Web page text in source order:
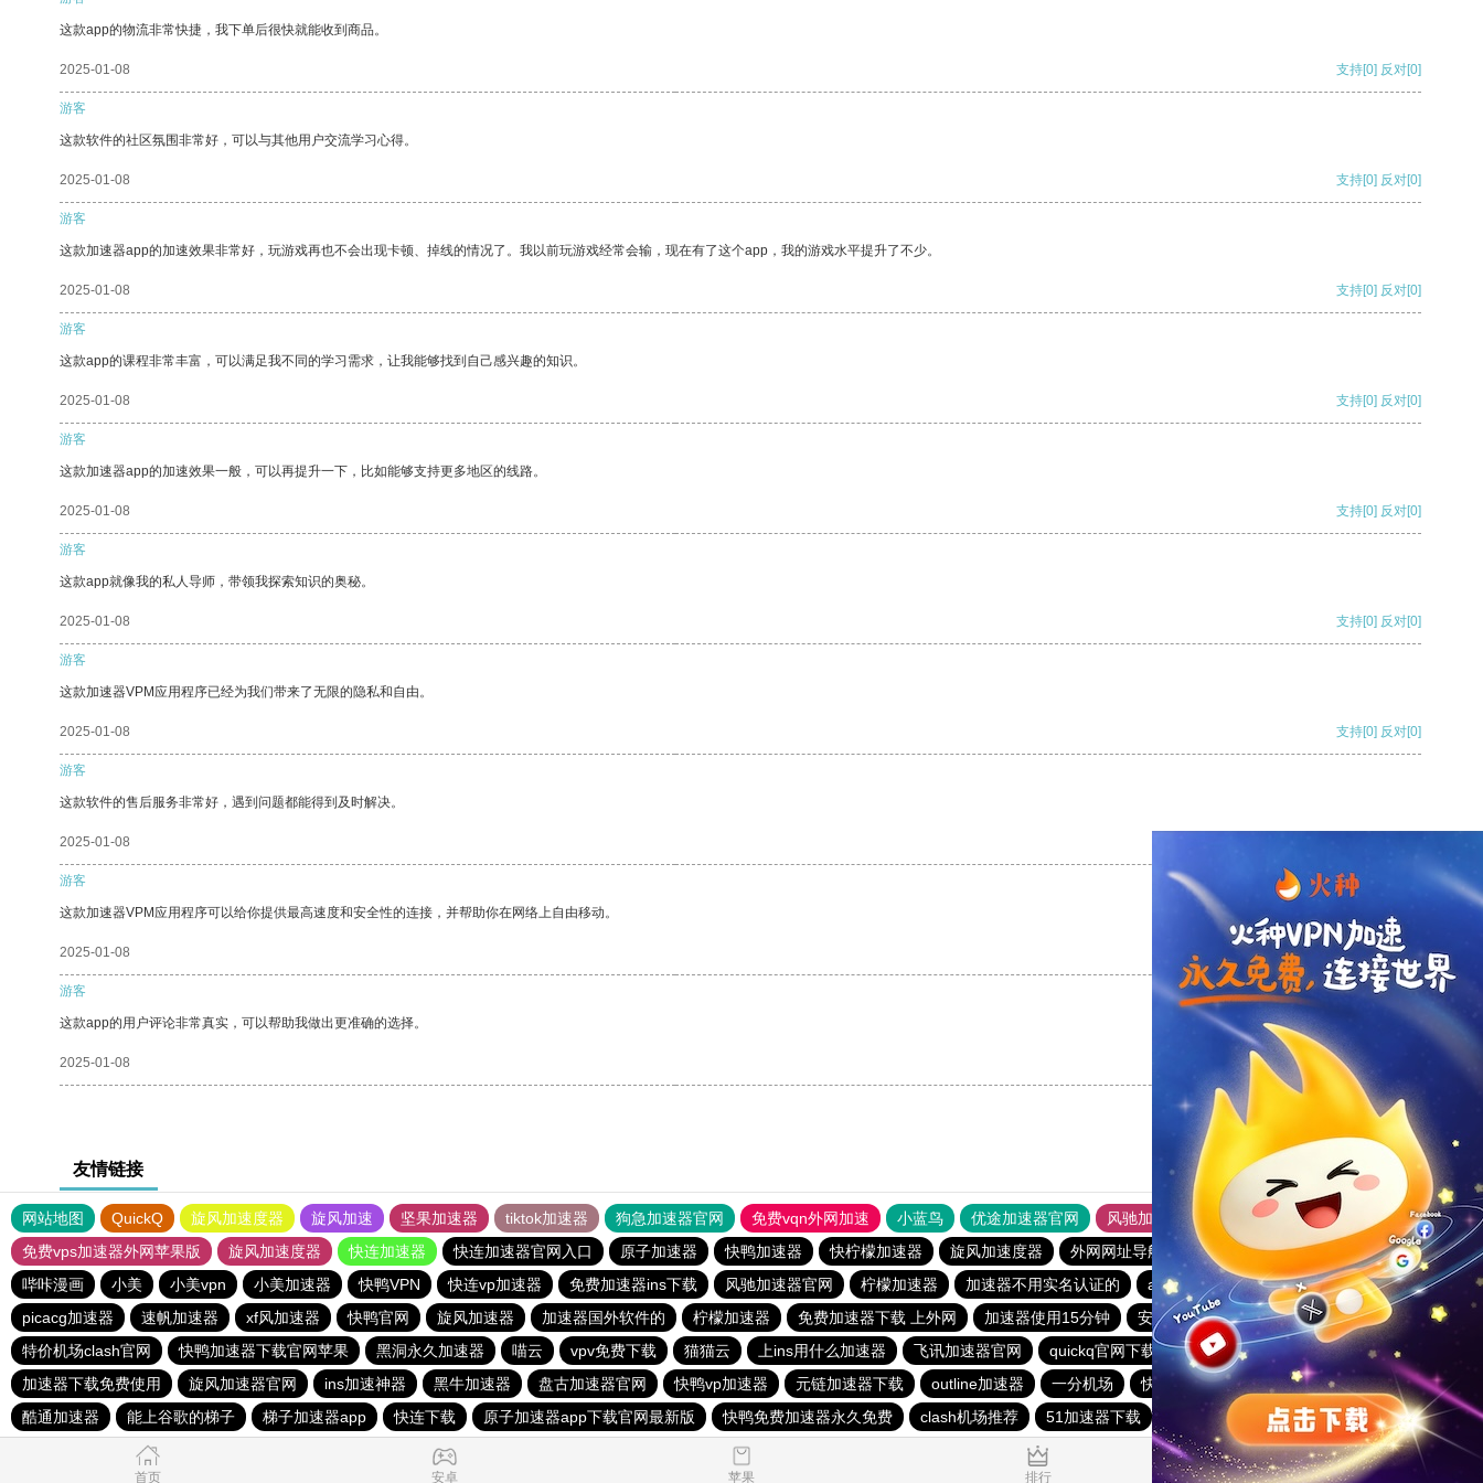
这款app的物流非常快捷，我下单后很快就能收到商品。
2025-01-08 支持[0] 反对[0]
游客
这款软件的社区氛围非常好，可以与其他用户交流学习心得。
2025-01-08 支持[0] 反对[0]
游客
这款加速器app的加速效果非常好，玩游戏再也不会出现卡顿、掉线的情况了。我以前玩游戏经常会输，现在有了这个app，我的游戏水平提升了不少。
2025-01-08 支持[0] 反对[0]
游客
这款app的课程非常丰富，可以满足我不同的学习需求，让我能够找到自己感兴趣的知识。
2025-01-08 支持[0] 反对[0]
游客
这款加速器app的加速效果一般，可以再提升一下，比如能够支持更多地区的线路。
2025-01-08 支持[0] 反对[0]
游客
这款app就像我的私人导师，带领我探索知识的奥秘。
2025-01-08 支持[0] 反对[0]
游客
这款加速器VPM应用程序已经为我们带来了无限的隐私和自由。
2025-01-08 支持[0] 反对[0]
游客
这款软件的售后服务非常好，遇到问题都能得到及时解决。
2025-01-08
游客
这款加速器VPM应用程序可以给你提供最高速度和安全性的连接，并帮助你在网络上自由移动。
2025-01-08 支持 [0] 反对 [0]
游客
这款app的用户评论非常真实，可以帮助我做出更准确的选择。
2025-01-08 支持
友情链接
网站地图 QuickQ 旋风加速度器 旋风加速 坚果加速器 tiktok加速器 狗急加速器官网 免费vqn外网加速 小蓝鸟 优途加速器官网 风驰加速器
旋风加速器
免费vps加速器外网苹果版
旋风加速度器 快连加速器 快连加速器官网入口 原子加速器 快鸭加速器 快柠檬加速器 旋风加速度器 外网网址导航 软件中心 雷霆加速
狂飙加速器
哔咔漫画
小美 小美vpn 小美加速器 快鸭VPN 快连vp加速器 免费加速器ins下载 风驰加速器官网 柠檬加速器 加速器不用实名认证的 aurora加速器
快鸭免费加速器永久免费
picacg加速器
速帆加速器 xf风加速器 快鸭官网 旋风加速器 加速器国外软件的 柠檬加速器 免费加速器下载 上外网 加速器使用15分钟 安易加速器永久免费版
油管加速器
特价机场clash官网
快鸭加速器下载官网苹果 黑洞永久加速器 喵云 vpv免费下载 猫猫云 上ins用什么加速器 飞讯加速器官网 quickq官网下载
快鸭加速器下载官网苹果
加速器下载免费使用
旋风加速器官网 ins加速神器 黑牛加速器 盘古加速器官网 快鸭vp加速器 元链加速器下载 outline加速器 一分机场 快鸭加速器 云梯加速
快鸭
酷通加速器
能上谷歌的梯子 梯子加速器app 快连下载 原子加速器app下载官网最新版 快鸭免费加速器永久免费 clash机场推荐 51加速器下载
首页 安卓 苹果 排行 推荐